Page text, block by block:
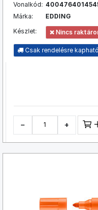
Vonalkód:
Márka:
EDDING
Készlet:
Nincs
Csak rendelésre kapható
− +